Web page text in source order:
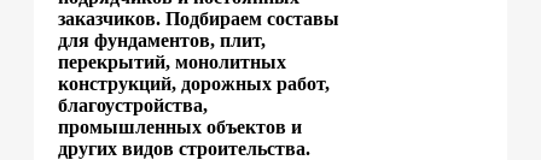
заказчиков. Подбираем составы
для фундаментов, плит,
перекрытий, монолитных
конструкций, дорожных работ,
благоустройства,
промышленных объектов и
других видов строительства.